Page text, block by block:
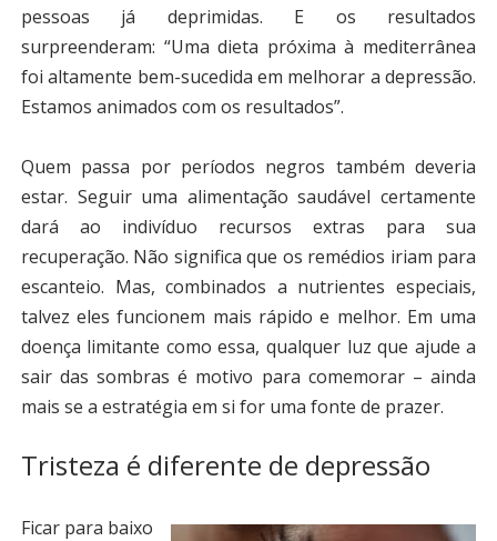
pessoas já deprimidas. E os resultados
surpreenderam: “Uma dieta próxima à mediterrânea
foi altamente bem-sucedida em melhorar a depressão.
Estamos animados com os resultados”.
Quem passa por períodos negros também deveria
estar. Seguir uma alimentação saudável certamente
dará ao indivíduo recursos extras para sua
recuperação. Não significa que os remédios iriam para
escanteio. Mas, combinados a nutrientes especiais,
talvez eles funcionem mais rápido e melhor. Em uma
doença limitante como essa, qualquer luz que ajude a
sair das sombras é motivo para comemorar – ainda
mais se a estratégia em si for uma fonte de prazer.
Tristeza é diferente de depressão
Ficar para baixo